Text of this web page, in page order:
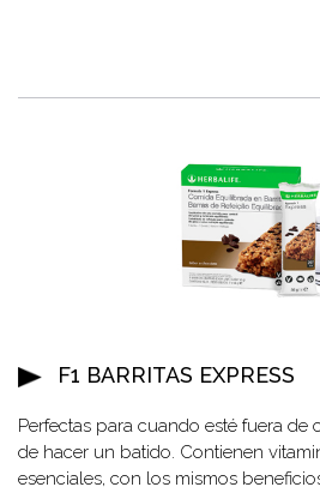
F1 BARRITAS EXPRESS
Perfectas para cuando esté fuera de
de hacer un batido. Contienen
esenciales, con los mismos